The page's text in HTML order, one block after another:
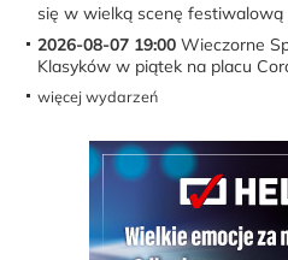
się w wielką scenę festiwalową
2026-08-07 19:00 Wieczorne
Klasyków w piątek na placu
więcej wydarzeń